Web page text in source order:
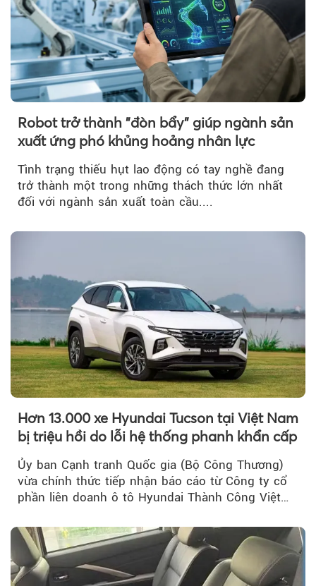
Robot trở thành "đòn bẩy" giúp ngành sản
xuất ứng phó khủng hoảng nhân lực
Tình trạng thiếu hụt lao động có tay nghề đang
trở thành một trong những thách thức lớn nhất
đối với ngành sản xuất toàn cầu....
Hơn 13.000 xe Hyundai Tucson tại Việt Nam
bị triệu hồi do lỗi hệ thống phanh khẩn cấp
Ủy ban Cạnh tranh Quốc gia (Bộ Công Thương)
vừa chính thức tiếp nhận báo cáo từ Công ty cổ
phần liên doanh ô tô Hyundai Thành Công Việt